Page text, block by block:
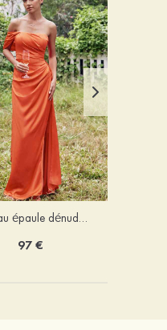
Fourreau épaule dénudée satin extensible ras du sol robe de demoiselle d'honneur
97 €